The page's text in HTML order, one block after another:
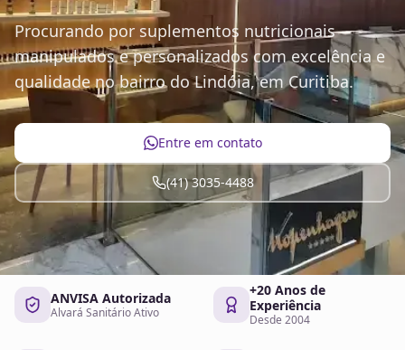
Procurando por suplementos nutricionais
manipulados e personalizados com excelência e
qualidade no bairro do Lindóia, em Curitiba.
Entre em contato
(41) 3035-4488
ANVISA Autorizada
Alvará Sanitário Ativo
+20 Anos de
Experiência
Desde 2004